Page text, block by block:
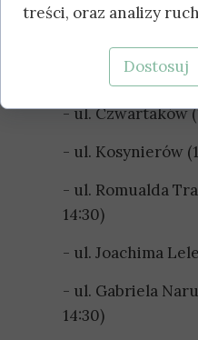
- ul. 3 maja (13:30
- ul. Czwartaków
- ul. Kosynierów
- ul. Romualda
14:30)
- ul. Joachima
- ul. Gabriela
14:30)
treści, oraz analizy
Dostosuj